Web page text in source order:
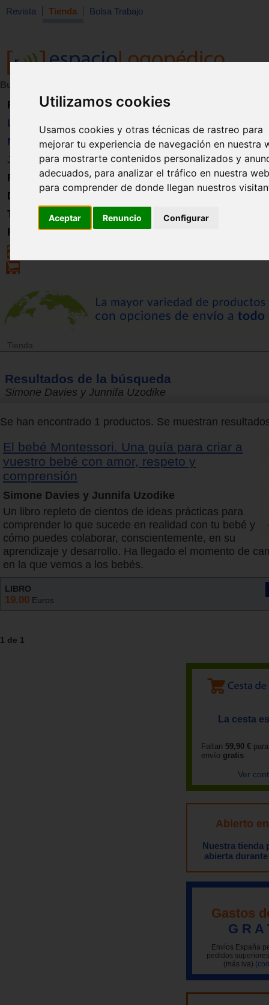
Utilizamos cookies
Usamos cookies y otras técnicas de rastreo para
mejorar tu experiencia de navegación en nuestra
para mostrarte contenidos personalizados y
adecuados, para analizar el tráfico en nuestra
para comprender de donde llegan nuestros
Aceptar Renuncio Configurar
Revista Tienda Bolsa Trabajo
Buscar:
Revista
Libros
Material
Juguetes
Formación
Directorio
Trabajo
Registro
Tienda
Resultados de la búsqueda
Simone Davies y Junnifa Uzodike
Se han encontrado 1 productos. Se muestran
El bebé Montessori. Una guía para criar a
vuestro bebé con amor, respeto y
comprensión
Simone Davies y Junnifa Uzodike
Un libro repleto de cientos de ideas prácticas para
comprender lo que sucede en realidad con tu bebé y
cómo puedes colaborar, conscientemente, en su
aprendizaje y desarrollo. Ha llegado el momento de
en la que vemos a los bebés.
LIBRO
19.00 Euros
1 de 1
La cesta
Faltan 59,90 €
envío gratis
Ver
Abierto
Nuestra tienda
abierta
Gastos
G R A
Envíos España
pedidos
(más iva)